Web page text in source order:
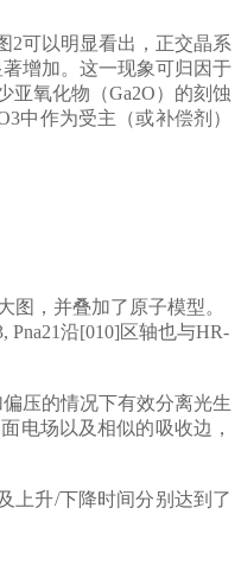
2可以明显看出，正交晶系
增加。这一现象可归因于
亚氧化物（Ga2O）的刻蚀
3中作为受主（或补偿剂）
图，并叠加了原子模型。
Pna21沿[010]区轴也与HR-
压的情况下有效分离光生
电场以及相似的吸收边，
上升/下降时间分别达到了